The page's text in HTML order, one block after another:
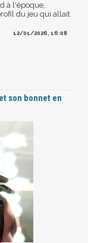
à l'époque,
du jeu qui allait
12/01/2026, 16:08
son bonnet en